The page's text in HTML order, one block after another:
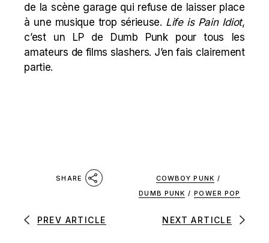
de la scène garage qui refuse de laisser place
à une musique trop sérieuse. Life is Pain Idiot,
c’est un LP de Dumb Punk pour tous les
amateurs de films slashers. J’en fais clairement
partie.
SHARE COWBOY PUNK /
DUMB PUNK / POWER POP
PREV ARTICLE NEXT ARTICLE